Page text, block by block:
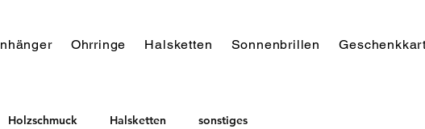
Ohrringe Halsketten Sonnenbrillen
Holzschmuck Halsketten sonstiges